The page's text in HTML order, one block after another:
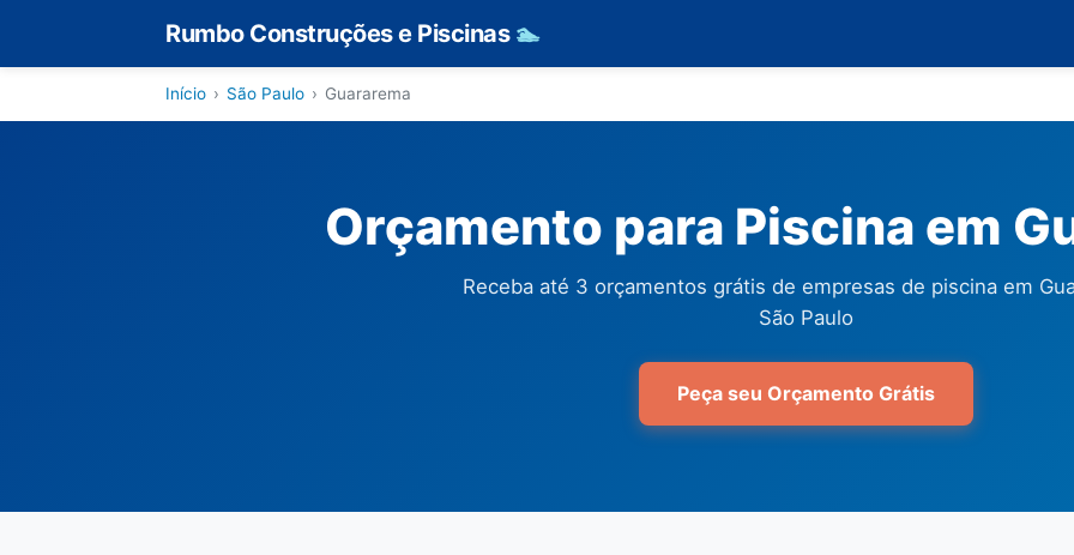
Rumbo Construções e Piscinas 🏊
Início › São Paulo › Guararema
Orçamento para Piscina em
Receba até 3 orçamentos grátis de empresas de piscina em
São Paulo
Peça seu Orçamento Grátis